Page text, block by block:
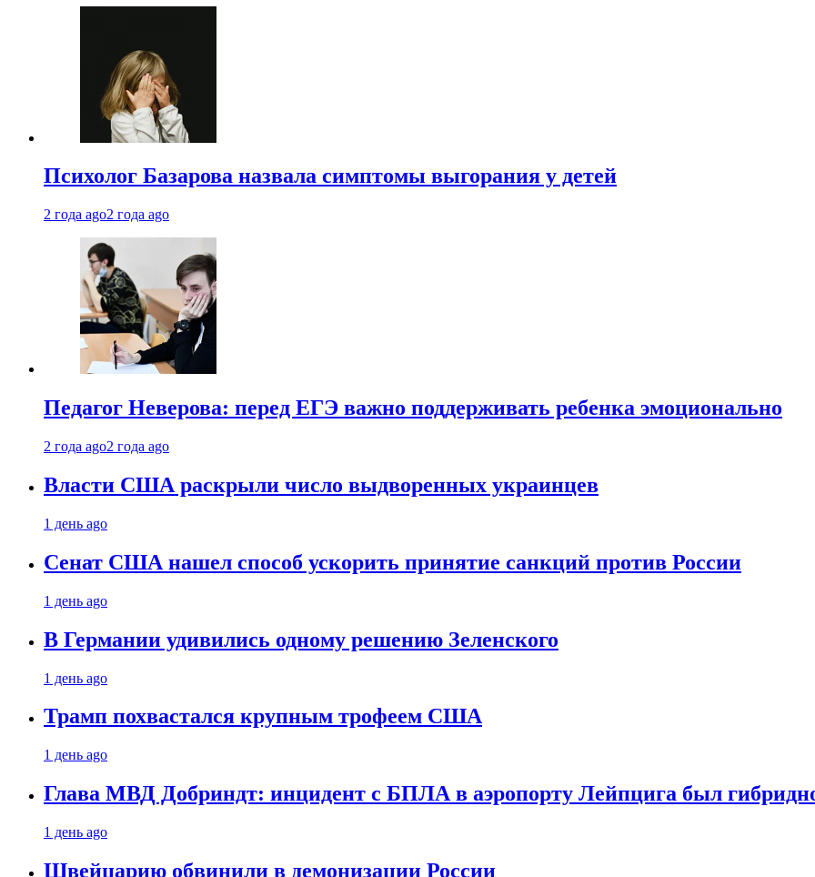
Психолог Базарова назвала симптомы выгорания у детей
2 года ago2 года ago
Педагог Неверова: перед ЕГЭ важно поддерживать ребенка эмоционально
2 года ago2 года ago
Власти США раскрыли число выдворенных украинцев
1 день ago
Сенат США нашел способ ускорить принятие санкций против России
1 день ago
В Германии удивились одному решению Зеленского
1 день ago
Трамп похвастался крупным трофеем США
1 день ago
Глава МВД Добриндт: инцидент с БПЛА в аэропорту Лейпцига был
1 день ago
Швейцарию обвинили в демонизации России